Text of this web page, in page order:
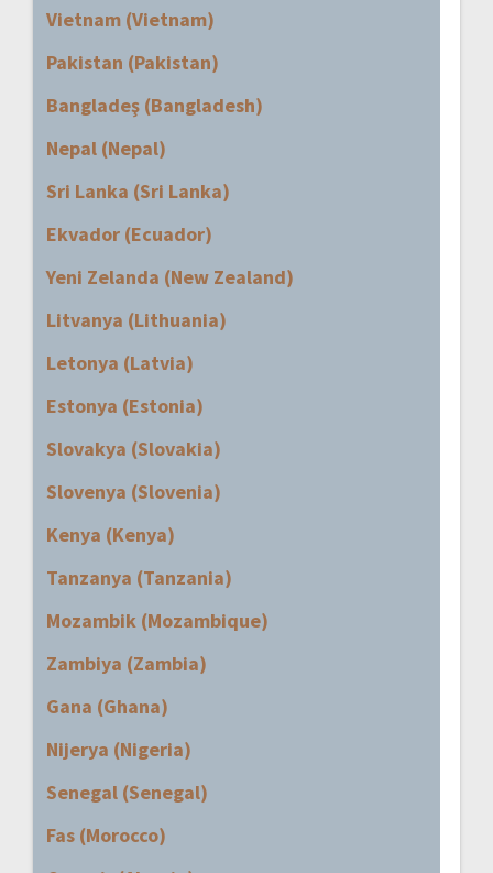
Vietnam (Vietnam)
Pakistan (Pakistan)
Bangladeş (Bangladesh)
Nepal (Nepal)
Sri Lanka (Sri Lanka)
Ekvador (Ecuador)
Yeni Zelanda (New Zealand)
Litvanya (Lithuania)
Letonya (Latvia)
Estonya (Estonia)
Slovakya (Slovakia)
Slovenya (Slovenia)
Kenya (Kenya)
Tanzanya (Tanzania)
Mozambik (Mozambique)
Zambiya (Zambia)
Gana (Ghana)
Nijerya (Nigeria)
Senegal (Senegal)
Fas (Morocco)